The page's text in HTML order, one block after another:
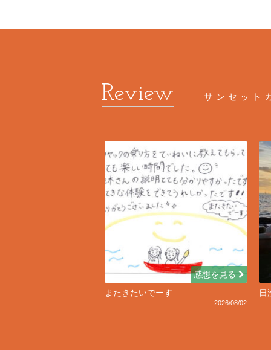
サンセット
感想を見る
またきたいでーす
2026/08/02
日